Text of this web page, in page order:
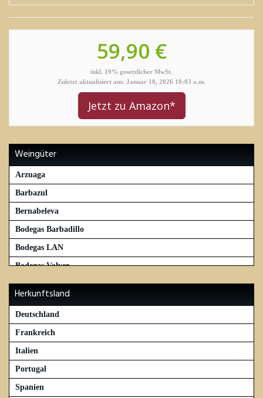
59,90 €
inkl. 19% gesetzlicher MwSt.
Zuletzt aktualisiert am: Januar 18, 2026 10:03 a.m.
Jetzt zu Amazon*
Weingüter
Arzuaga
Barbazul
Bernabeleva
Bodegas Barbadillo
Bodegas LAN
Bodegas Volver
C.V.N.E. – Viña Real
ChateauKirwan
Chateua Margaux
Herkunftsland
Deutschland
Frankreich
Italien
Portugal
Spanien